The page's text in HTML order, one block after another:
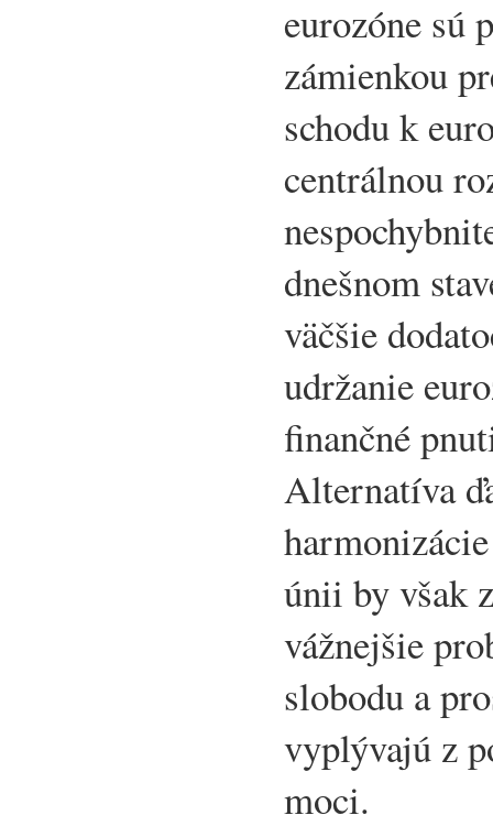
eurozóne sú
zámienkou
schodu k
centrálnou
dnešnom
väčšie
udržanie
finančné
Alternatíva
únii by však
vážnejšie
slobodu a
vyplývajú z
moci.